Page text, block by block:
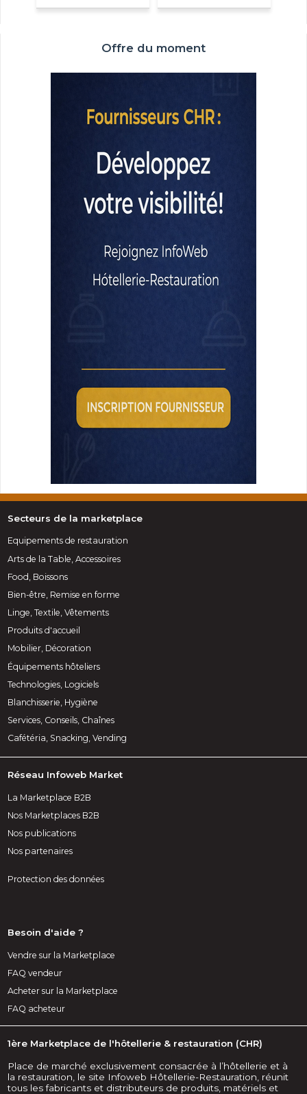
Offre du moment
Secteurs de la marketplace
Equipements de restauration
Arts de la Table, Accessoires
Food, Boissons
Bien-être, Remise en forme
Linge, Textile, Vêtements
Produits d'accueil
Mobilier, Décoration
Équipements hôteliers
Technologies, Logiciels
Blanchisserie, Hygiène
Services, Conseils, Chaînes
Cafétéria, Snacking, Vending
Réseau Infoweb Market
La Marketplace B2B
Nos Marketplaces B2B
Nos publications
Nos partenaires
Protection des données
Besoin d'aide ?
Vendre sur la Marketplace
FAQ vendeur
Acheter sur la Marketplace
FAQ acheteur
1ère Marketplace de l'hôtellerie & restauration (CHR)
Place de marché exclusivement consacrée à l’hôtellerie et à
la restauration, le site Infoweb Hôtellerie-Restauration, réunit
tous les fabricants et distributeurs de produits, matériels et